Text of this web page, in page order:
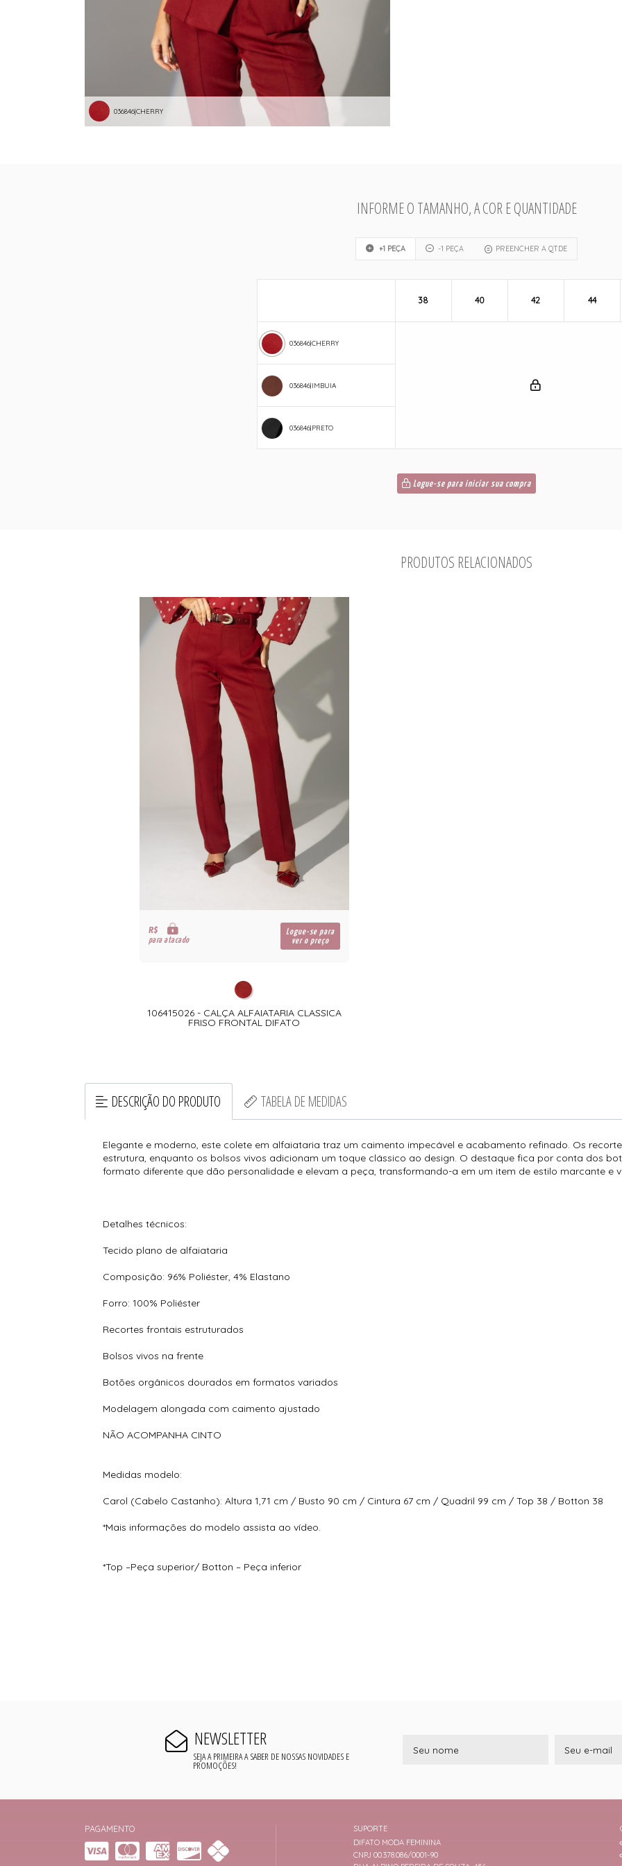
036846|CHERRY
INFORME O TAMANHO, A COR E QUANTIDADE
+1 PEÇA -1 PEÇA PREENCHER A QTDE
036846|CHERRY
036846|IMBUIA
036846|PRETO
38 40 42 44
Logue-se para iniciar sua compra
PRODUTOS RELACIONADOS
R$
para atacado
Logue-se para
ver o preço
106415026 - CALÇA ALFAIATARIA CLASSICA
FRISO FRONTAL DIFATO
DESCRIÇÃO DO PRODUTO TABELA DE MEDIDAS
Elegante e moderno, este colete em alfaiataria traz um caimento impecável e acabamento refinado. Os
estrutura, enquanto os bolsos vivos adicionam um toque clássico ao design. O destaque fica por conta dos
formato diferente que dão personalidade e elevam a peça, transformando-a em um item de estilo marcante e
Detalhes técnicos:
Tecido plano de alfaiataria
Composição: 96% Poliéster, 4% Elastano
Forro: 100% Poliéster
Recortes frontais estruturados
Bolsos vivos na frente
Botões orgânicos dourados em formatos variados
Modelagem alongada com caimento ajustado
NÃO ACOMPANHA CINTO
Medidas modelo:
Carol (Cabelo Castanho): Altura 1,71 cm / Busto 90 cm / Cintura 67 cm / Quadril 99 cm / Top 38 / Botton 38
*Mais informações do modelo assista ao vídeo.
*Top –Peça superior/ Botton – Peça inferior
NEWSLETTER
SEJA A PRIMEIRA A SABER DE NOSSAS NOVIDADES E
PROMOÇÕES!
PAGAMENTO
SUPORTE
DIFATO MODA FEMININA
CNPJ 00.378.086/0001-90